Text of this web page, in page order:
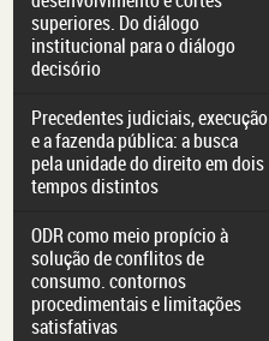
superiores. Do diálogo
institucional para o diálogo
decisório
Precedentes judiciais, execução
e a fazenda pública: a busca
pela unidade do direito em dois
tempos distintos
ODR como meio propício à
solução de conflitos de
consumo. contornos
procedimentais e limitações
satisfativas